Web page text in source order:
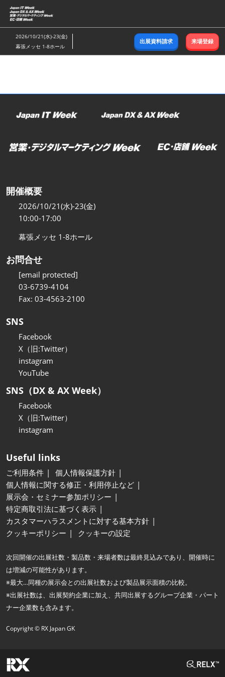
ス
キ
ッ
し
む
2026/10/21(水)-23(金)
幕張メッセ 1-8ホール
出展資料請求 来場登録
開催概要
2026/10/21(水)-23(金)
10:00-17:00
幕張メッセ 1-8ホール
お問合せ
[email protected]
03-6739-4104
Fax: 03-4563-2100
SNS
Facebook
X（旧:Twitter）
instagram
YouTube
SNS（DX & AX Week）
Facebook
X（旧:Twitter）
instagram
Useful links
ご利用条件
個人情報保護方針
個人情報に関する修正・利用停止など
展示会・セミナー参加ポリシー
特定商取引法に基づく表示
カスタマーハラスメントに対する基本方針
クッキーポリシー
クッキーの設定
次回開催の出展社数・製品数・来場者数は最終見込みであり、開催時に
は増減の可能性があります。
※最大…同種の展示会との出展社数および製品展示面積の比較。
※出展社数は、出展契約企業に加え、共同出展するグループ企業・パート
ナー企業数も含みます。
Copyright © RX Japan GK